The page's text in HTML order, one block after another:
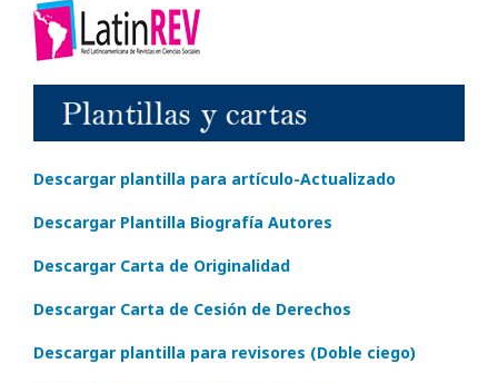
Descargar plantilla para artículo-Actualizado
Descargar Plantilla Biografía Autores
Descargar Carta de Originalidad
Descargar Carta de Cesión de Derechos
Descargar plantilla para revisores (Doble ciego)